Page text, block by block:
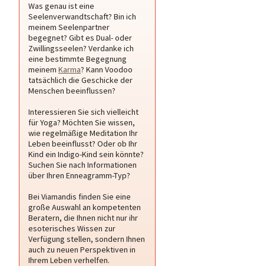
Was genau ist eine
Seelenverwandtschaft? Bin ich
meinem Seelenpartner
begegnet? Gibt es Dual- oder
Zwillingsseelen? Verdanke ich
eine bestimmte Begegnung
meinem Karma? Kann Voodoo
tatsächlich die Geschicke der
Menschen beeinflussen?
Interessieren Sie sich vielleicht
für Yoga? Möchten Sie wissen,
wie regelmäßige Meditation Ihr
Leben beeinflusst? Oder ob Ihr
Kind ein Indigo-Kind sein könnte?
Suchen Sie nach Informationen
über Ihren Enneagramm-Typ?
Bei Viamandis finden Sie eine
große Auswahl an kompetenten
Beratern, die Ihnen nicht nur ihr
esoterisches Wissen zur
Verfügung stellen, sondern Ihnen
auch zu neuen Perspektiven in
Ihrem Leben verhelfen.